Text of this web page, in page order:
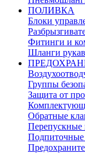
ПОЛИВКА
Блоки
Фитинги и
Шланги
Группы
Защита от
Обратные
Перепускные